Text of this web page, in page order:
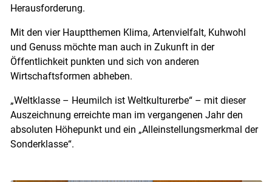
Herausforderung.
Mit den vier Hauptthemen Klima, Artenvielfalt, Kuhwohl
und Genuss möchte man auch in Zukunft in der
Öffentlichkeit punkten und sich von anderen
Wirtschaftsformen abheben.
„Weltklasse – Heumilch ist Weltkulturerbe“ – mit dieser
Auszeichnung erreichte man im vergangenen Jahr den
absoluten Höhepunkt und ein „Alleinstellungsmerkmal der
Sonderklasse“.